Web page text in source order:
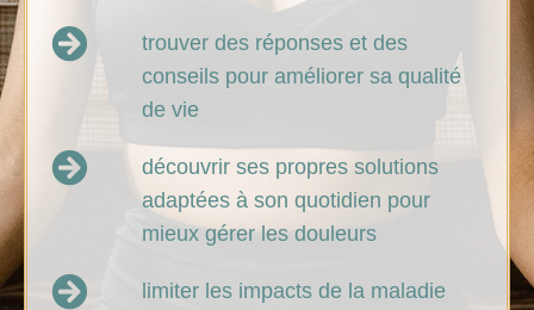
trouver des réponses et des
conseils pour améliorer sa qualité
de vie
découvrir ses propres solutions
adaptées à son quotidien pour
mieux gérer les douleurs
limiter les impacts de la maladie